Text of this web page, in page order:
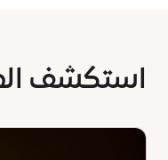
استكشف